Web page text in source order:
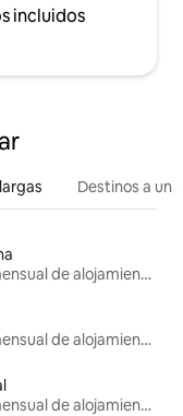
incluidos
Destinos a un
Renta mensual de alojamientos
Renta mensual de alojamientos
Renta mensual de alojamientos